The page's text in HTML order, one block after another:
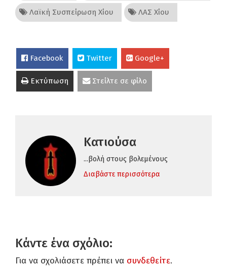
Λαϊκή Συσπείρωση Χίου ΛΑΣ Χίου
Facebook Twitter Google+
Εκτύπωση Στείλτε σε φίλο
Κατιούσα
...βολή στους βολεμένους
Διαβάστε περισσότερα
Κάντε ένα σχόλιο:
Για να σχολιάσετε πρέπει να συνδεθείτε.